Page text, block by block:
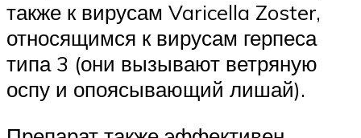
также к вирусам Varicella Zoster,
относящимся к вирусам герпеса
типа 3 (они вызывают ветряную
оспу и опоясывающий лишай).